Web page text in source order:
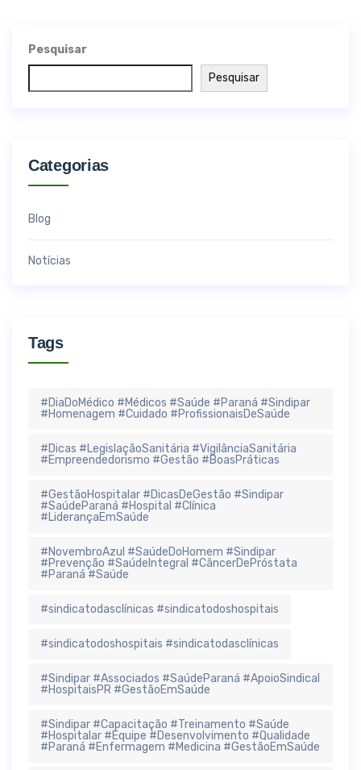
Pesquisar
Pesquisar
Categorias
Blog
Notícias
Tags
#DiaDoMédico #Médicos #Saúde #Paraná #Sindipar
#Homenagem #Cuidado #ProfissionaisDeSaúde
#Dicas #LegislaçãoSanitária #VigilânciaSanitária
#Empreendedorismo #Gestão #BoasPráticas
#GestãoHospitalar #DicasDeGestão #Sindipar
#SaúdeParaná #Hospital #Clínica
#LiderançaEmSaúde
#NovembroAzul #SaúdeDoHomem #Sindipar
#Prevenção #SaúdeIntegral #CâncerDePróstata
#Paraná #Saúde
#sindicatodasclínicas #sindicatodoshospitais
#sindicatodoshospitais #sindicatodasclínicas
#Sindipar #Associados #SaúdeParaná #ApoioSindical
#HospitaisPR #GestãoEmSaúde
#Sindipar #Capacitação #Treinamento #Saúde
#Hospitalar #Equipe #Desenvolvimento #Qualidade
#Paraná #Enfermagem #Medicina #GestãoEmSaúde